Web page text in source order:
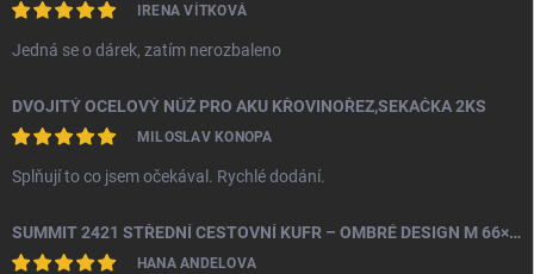
IRENA VÍTKOVÁ
Jedná se o dárek, zatím nerozbaleno
DVOJITÝ OCELOVÝ NŮŽ PRO AKU KŘOVINOŘEZ,SEKAČKA 2KS
MILOSLAV KONOPA
Splňují to co jsem očekával. Rychlé dodání.
SUMMIT 2421 STŘEDNÍ CESTOVNÍ KUFR – OMBRÉ DESIGN M 66×43×26 CM, 24" | TSA ZÁMEK | 360° KOLA | PC MATERIÁL
HANA ANDELOVA